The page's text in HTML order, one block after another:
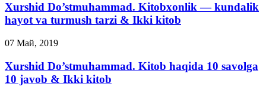
Xurshid Do’stmuhammad. Kitobxonlik — kundalik
hayot va turmush tarzi & Ikki kitob
07 Май, 2019
Xurshid Do’stmuhammad. Kitob haqida 10 savolga
10 javob & Ikki kitob